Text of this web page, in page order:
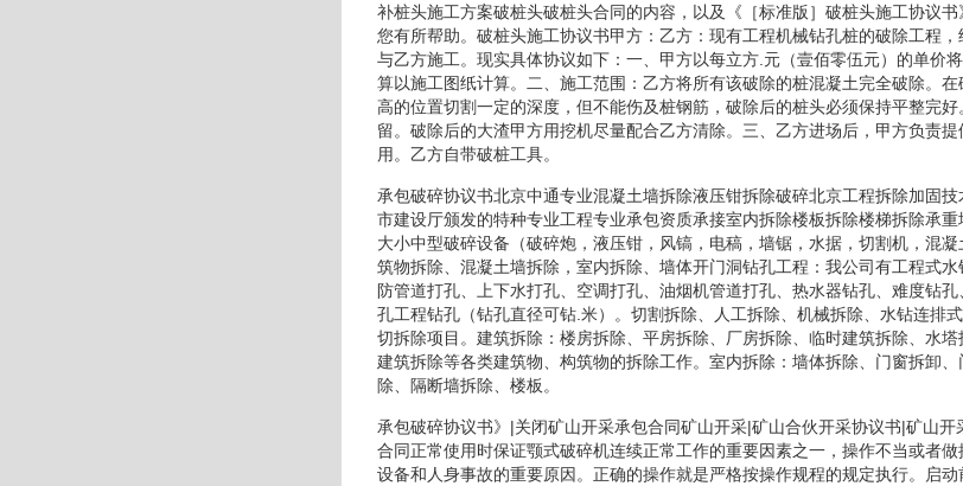
补桩头施工方案破桩头破桩头合同的内容，以及《［标准版］破桩头施工协议
您有所帮助。破桩头施工协议书甲方：乙方：现有工程机械钻孔桩的破除工程
与乙方施工。现实具体协议如下：一、甲方以每立方.元（壹佰零伍元）的单价
算以施工图纸计算。二、施工范围：乙方将所有该破除的桩混凝土完全破除。
高的位置切割一定的深度，但不能伤及桩钢筋，破除后的桩头必须保持平整完
留。破除后的大渣甲方用挖机尽量配合乙方清除。三、乙方进场后，甲方负责
用。乙方自带破桩工具。
承包破碎协议书北京中通专业混凝土墙拆除液压钳拆除破碎北京工程拆除加固
市建设厅颁发的特种专业工程专业承包资质承接室内拆除楼板拆除楼梯拆除承
大小中型破碎设备（破碎炮，液压钳，风镐，电稿，墙锯，水据，切割机，混
筑物拆除、混凝土墙拆除，室内拆除、墙体开门洞钻孔工程：我公司有工程式
防管道打孔、上下水打孔、空调打孔、油烟机管道打孔、热水器钻孔、难度钻
孔工程钻孔（钻孔直径可钻.米）。切割拆除、人工拆除、机械拆除、水钻连排
切拆除项目。建筑拆除：楼房拆除、平房拆除、厂房拆除、临时建筑拆除、水
建筑拆除等各类建筑物、构筑物的拆除工作。室内拆除：墙体拆除、门窗拆卸
除、隔断墙拆除、楼板。
承包破碎协议书》|关闭矿山开采承包合同矿山开采|矿山合伙开采协议书|矿山
合同正常使用时保证颚式破碎机连续正常工作的重要因素之一，操作不当或者
设备和人身事故的重要原因。正确的操作就是严格按操作规程的规定执行。启